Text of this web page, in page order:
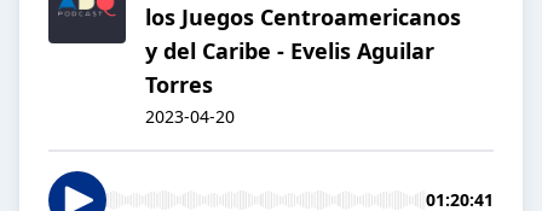
los Juegos Centroamericanos
y del Caribe - Evelis Aguilar
Torres
2023-04-20
01:20:41